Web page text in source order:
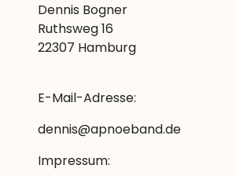
Dennis Bogner
Ruthsweg 16
22307 Hamburg
E-Mail-Adresse:
dennis@apnoeband.de
Impressum: